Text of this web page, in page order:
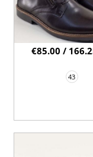
43
€85.00 /